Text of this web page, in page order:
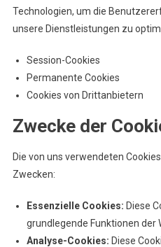
Technologien, um die
unsere Dienstleistungen zu
Session-Cookies
Permanente Cookies
Cookies von Drittanbietern
Zwecke der
Die von uns verwendeten
Zwecken:
Essenzielle Cookies: Diese
grundlegende Funktionen der
Analyse-Cookies: Diese